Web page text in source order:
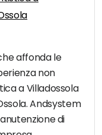
affonda le
non
a Villadossola
Andsystem
di